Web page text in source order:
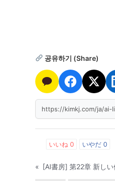
공유하기 (Share)
いいね 0 いやだ 0
« [AI書房] 第22章 新し